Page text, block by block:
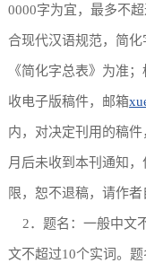
0000字为宜，最多不
合现代汉语规范，简
《简化字总表》为准
收电子版稿件，邮箱
内，对决定刊用的稿
月后未收到本刊通知
限，恕不退稿，请作者
2．题名：一般中文
文不超过10个实词。